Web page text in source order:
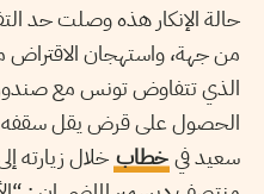
حالة الإنكار هذه وصلت حد
من جهة، واستهجان
الذي تتفاوض تونس مع
الحصول على قرض يقل سقفه
سعيد في خطاب خلال زيارته